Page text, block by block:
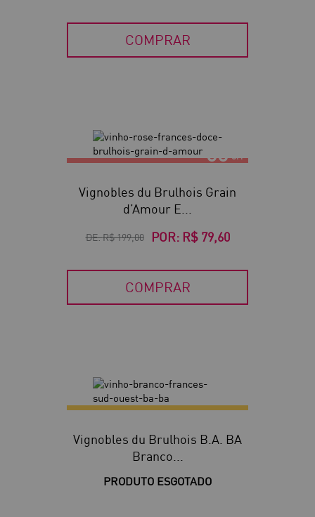
COMPRAR
60
Vignobles du Brulhois Grain
d’Amour E...
DE:R$ 199,00 POR: R$ 79,60
COMPRAR
Vignobles du Brulhois B.A. BA
Branco...
PRODUTO ESGOTADO